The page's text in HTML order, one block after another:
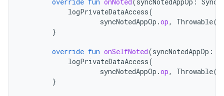
logPrivateDataAccess(
syncNotedAppOp .op, Throwable
}
override fun onSelfNoted(syncNotedAppOp :
logPrivateDataAccess(
syncNotedAppOp .op, Throwable
}